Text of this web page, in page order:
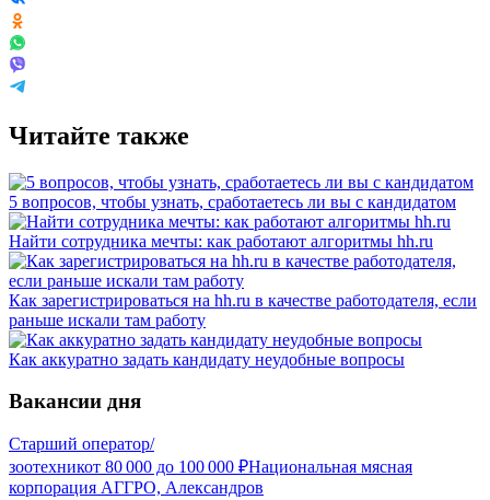
Читайте также
5 вопросов, чтобы узнать, сработаетесь ли вы с кандидатом
Найти сотрудника мечты: как работают алгоритмы hh.ru
Как зарегистрироваться на hh.ru в качестве работодателя, если
раньше искали там работу
Как аккуратно задать кандидату неудобные вопросы
Вакансии дня
Старший оператор/
зоотехникот 80 000 до 100 000 ₽Национальная мясная
корпорация АГГРО, Александров